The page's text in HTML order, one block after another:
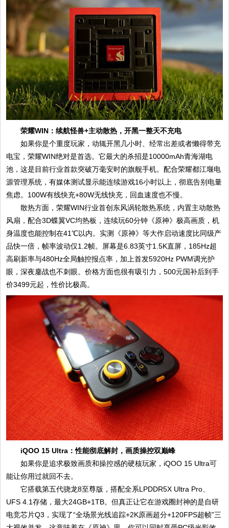
荣耀WIN：续航怪兽+主动散热，开黑一整天不充电
如果你是个重度玩家，动辄开黑几小时、经常出差或者懒得带充
电宝，荣耀WIN绝对是首选。它最大的杀招是10000mAh青海湖电
池，这是目前行业首款突破万毫安时的旗舰手机。配合荣耀都江堰电
源管理系统，有媒体测试显示能连续游戏16小时以上，彻底告别电量
焦虑。100W有线快充+80W无线快充，回血速度也不慢。
散热方面，荣耀WIN行业首创东风涡轮散热系统，内置主动散热
风扇，配合3D蝶翼VC均热板，连续玩60分钟《原神》极高画质，机
身温度也能控制在41℃以内。实测《原神》等大作启动速度比同级产
品快一倍，帧率波动仅1.2帧。屏幕是6.83英寸1.5K直屏，185Hz超
高刷新率与480Hz全局触控报点率，加上首发5920Hz PWM调光护
眼，深夜鏖战也不刺眼。价格方面也很有吸引力，500元国补后到手
价3499元起，性价比极高。
iQOO 15 Ultra：性能彻底解封，画质操控双巅峰
如果你是追求极致画质和操控感的硬核玩家，iQOO 15 Ultra可
能让你用过就回不去。
它搭载第五代骁龙8至尊版，搭配全系LPDDR5X Ultra Pro、
UFS 4.1存储，最大24GB+1TB。但真正让它在游戏圈封神的是自研
电竞芯片Q3，实现了“全场景光线追踪+2K原画超分+120FPS超帧”三